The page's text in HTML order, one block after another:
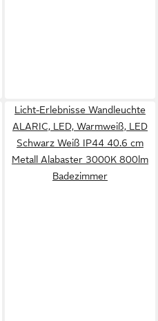
Licht-Erlebnisse Wandleuchte
ALARIC, LED, Warmweiß, LED
Schwarz Weiß IP44 40.6 cm
Metall Alabaster 3000K 800lm
Badezimmer